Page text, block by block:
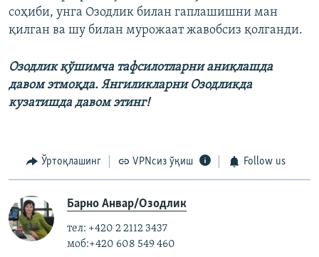
соҳиби, унга Озодлик билан гаплашишни ман
қилган ва шу билан мурожаат жавобсиз қолганди.
Озодлик қўшимча тафсилотларни аниқлашда
давом этмоқда. Янгиликларни Озодликда
кузатишда давом этинг!
Ўртоқлашинг VPNсиз ўқиш Follow us
Барно Анвар/Озодлик
тел: +420 2 2112 3437
моб:+420 608 549 460